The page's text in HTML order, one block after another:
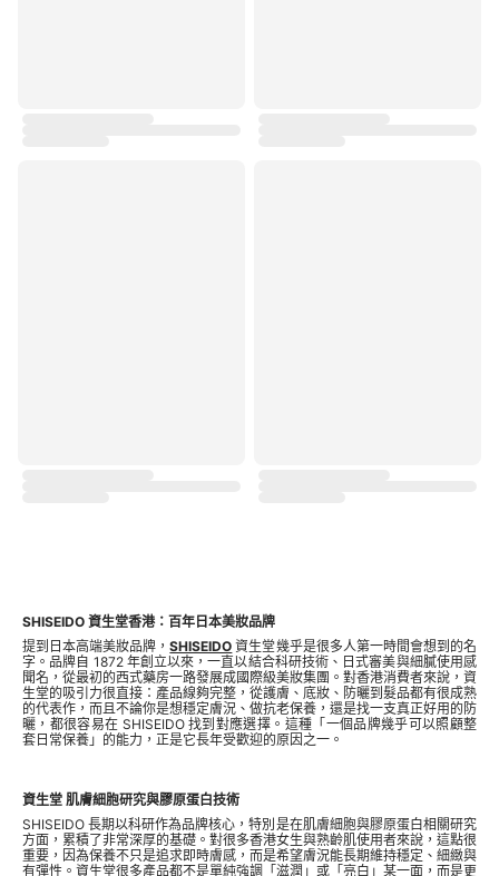
SHISEIDO 資生堂香港：百年日本美妝品牌
提到日本高端美妝品牌，SHISEIDO 資生堂幾乎是很多人第一時間會想到的名
字。品牌自 1872 年創立以來，一直以結合科研技術、日式審美與細膩使用感
聞名，從最初的西式藥房一路發展成國際級美妝集團。對香港消費者來說，資
生堂的吸引力很直接：產品線夠完整，從護膚、底妝、防曬到髮品都有很成熟
的代表作，而且不論你是想穩定膚況、做抗老保養，還是找一支真正好用的防
曬，都很容易在 SHISEIDO 找到對應選擇。這種「一個品牌幾乎可以照顧整
套日常保養」的能力，正是它長年受歡迎的原因之一。
資生堂 肌膚細胞研究與膠原蛋白技術
SHISEIDO 長期以科研作為品牌核心，特別是在肌膚細胞與膠原蛋白相關研究
方面，累積了非常深厚的基礎。對很多香港女生與熟齡肌使用者來說，這點很
重要，因為保養不只是追求即時膚感，而是希望膚況能長期維持穩定、細緻與
有彈性。資生堂很多產品都不是單純強調「滋潤」或「亮白」某一面，而是更